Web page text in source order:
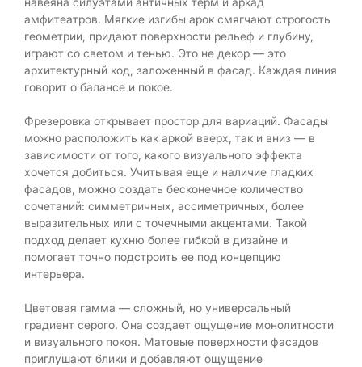
амфитеатров. Мягкие изгибы арок смягчают строгость
геометрии, придают поверхности рельеф и глубину,
играют со светом и тенью. Это не декор — это
архитектурный код, заложенный в фасад. Каждая линия
говорит о балансе и покое.
Фрезеровка открывает простор для вариаций. Фасады
можно расположить как аркой вверх, так и вниз — в
зависимости от того, какого визуального эффекта
хочется добиться. Учитывая еще и наличие гладких
фасадов, можно создать бесконечное количество
сочетаний: симметричных, ассиметричных, более
выразительных или с точечными акцентами. Такой
подход делает кухню более гибкой в дизайне и
помогает точно подстроить ее под концепцию
интерьера.
Цветовая гамма — сложный, но универсальный
градиент серого. Она создает ощущение монолитности
и визуального покоя. Матовые поверхности фасадов
приглушают блики и добавляют ощущение